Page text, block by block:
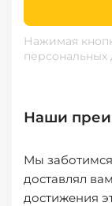
Нажимая
персональных
Наши
Мы
доставлял
достижения